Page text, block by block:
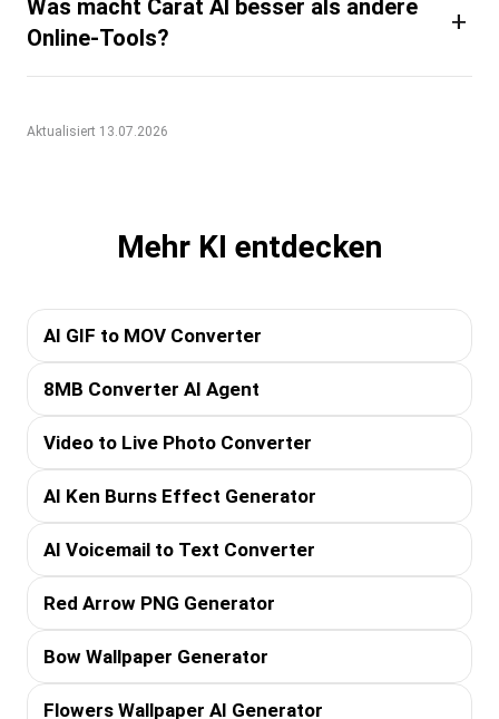
Was macht Carat AI besser als andere
Online-Tools?
+
Aktualisiert 13.07.2026
Mehr KI entdecken
AI GIF to MOV Converter
8MB Converter AI Agent
Video to Live Photo Converter
AI Ken Burns Effect Generator
AI Voicemail to Text Converter
Red Arrow PNG Generator
Bow Wallpaper Generator
Flowers Wallpaper AI Generator